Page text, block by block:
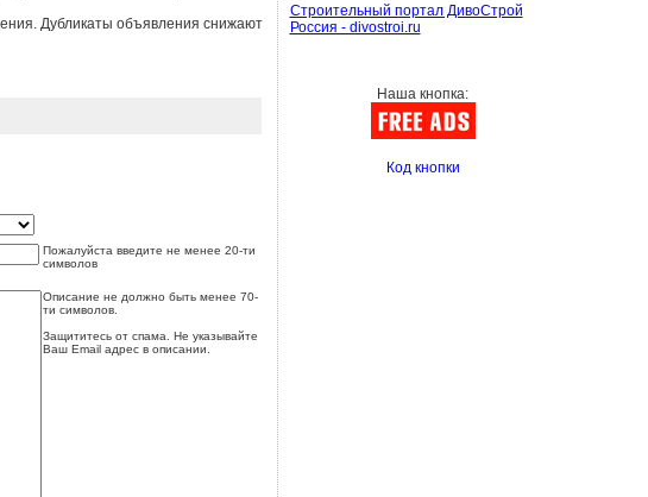
Дубликаты объявления снижают
Пожалуйста введите не менее 20-ти
символов
Описание не должно быть менее 70-
ти символов.
Защититесь от спама. Не указывайте
Ваш Email адрес в описании.
Строительный портал ДивоСтрой
Россия - divostroi.ru
Наша кнопка:
Код кнопки